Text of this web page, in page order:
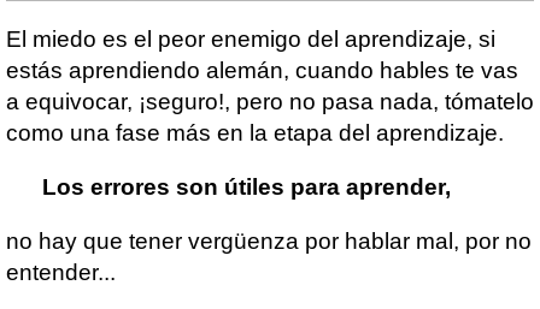
El miedo es el peor enemigo del aprendizaje, si
estás aprendiendo alemán, cuando hables te vas
a equivocar, ¡seguro!, pero no pasa nada, tómatelo
como una fase más en la etapa del aprendizaje.
Los errores son útiles para aprender,
no hay que tener vergüenza por hablar mal, por no
entender...